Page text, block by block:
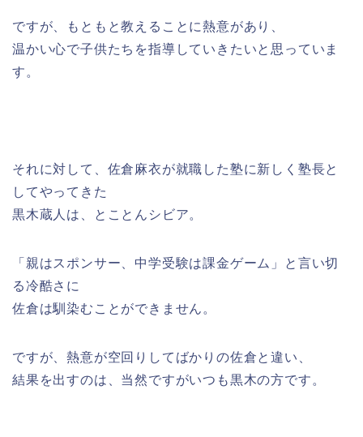
ですが、もともと教えることに熱意があり、
温かい心で子供たちを指導していきたいと思っていま
す。
それに対して、佐倉麻衣が就職した塾に新しく塾長と
してやってきた
黒木蔵人は、とことんシビア。
「親はスポンサー、中学受験は課金ゲーム」と言い切
る冷酷さに
佐倉は馴染むことができません。
ですが、熱意が空回りしてばかりの佐倉と違い、
結果を出すのは、当然ですがいつも黒木の方です。